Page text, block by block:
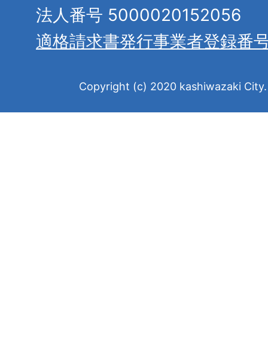
法人番号 5000020152056
適格請求書発行事業者登録番
Copyright (c) 2020 kashiwazaki